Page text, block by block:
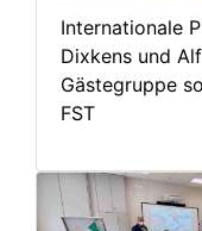
Internationale
Dixkens und
Gästegruppe
FST